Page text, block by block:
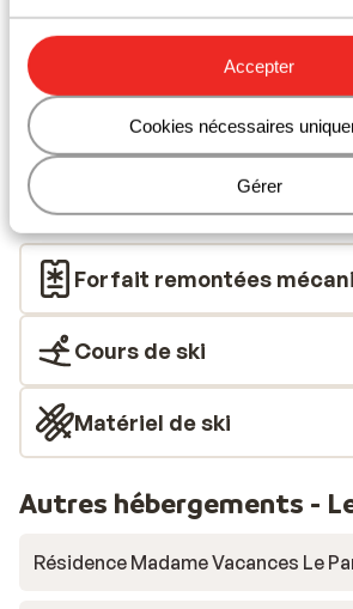
Accepter
Cookies nécessaires
Gérer
Dans le centre
Distance jusqu'aux pistes de ski
Distance jusqu'aux remontées
environ 30 mètres
Distance aux magasins les plus
150 mètres
Forfait, cours et matériel
Forfait remontées
Cours de ski
Matériel de ski
Autres hébergements -
Résidence Madame Vacances Le